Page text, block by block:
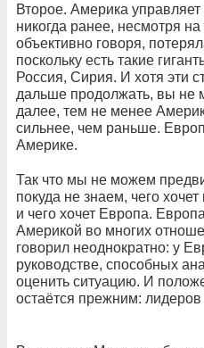
Второе. Америка
никогда ранее, несмотря
объективно говоря,
поскольку есть такие
Россия, Сирия. И хотя эти
дальше продолжать, вы не
далее, тем не менее
сильнее, чем раньше.
Америке.
Так что мы не можем
покуда не знаем, чего
и чего хочет Европа.
Америкой во многих
говорил неоднократно: у
руководстве, способных
оценить ситуацию. И
остаётся прежним: лидеров